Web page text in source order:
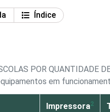
Índice
POR QUANTIDADE
em
Impressora2